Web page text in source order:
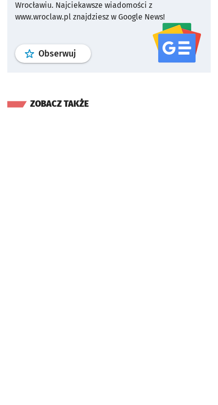
Wrocławiu. Najciekawsze wiadomości z
www.wroclaw.pl znajdziesz w Google News!
Obserwuj profil serwisu
ZOBACZ TAKŻE